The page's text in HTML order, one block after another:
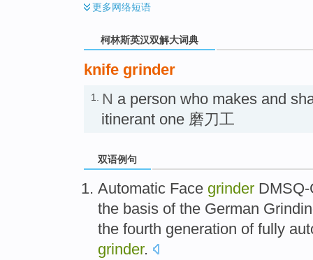
更多网络短语
柯林斯英汉双解大词典
knife grinder
1. N a person who makes and
itinerant one 磨刀工
双语例句
Automatic Face grinder DMSQ-
the basis ofthe German
the fourth generation offully
grinder.